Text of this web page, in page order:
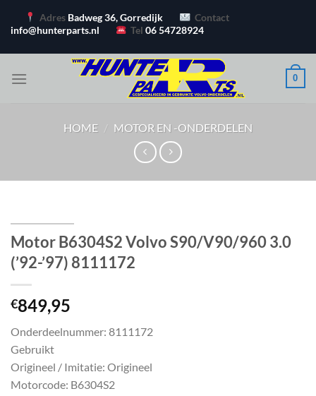
naar
Adres Badweg 36, Gorredijk
Contact
info@hunterparts.nl
Tel06 54728924
0
HOME / MOTOR EN -ONDERDELEN
Motor B6304S2 Volvo S90/V90/960 3.0
(’92-’97) 8111172
€849,95
Onderdeelnummer: 8111172
Gebruikt
Origineel / Imitatie: Origineel
Motorcode: B6304S2